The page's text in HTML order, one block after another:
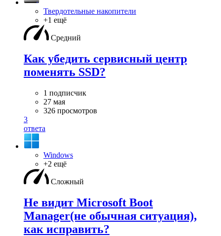
Твердотельные накопители
+1 ещё
Средний
Как убедить сервисный центр
поменять SSD?
1 подписчик
27 мая
326 просмотров
3
ответа
Windows
+2 ещё
Сложный
Не видит Microsoft Boot
Manager(не обычная ситуация),
как исправить?